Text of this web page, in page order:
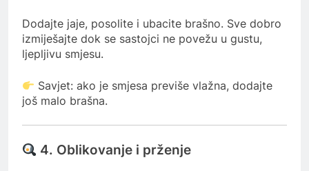
Dodajte jaje, posolite i ubacite brašno. Sve dobro
izmiješajte dok se sastojci ne povežu u gustu,
ljepljivu smjesu.
Savjet: ako je smjesa previše vlažna, dodajte
još malo brašna.
4. Oblikovanje i prženje